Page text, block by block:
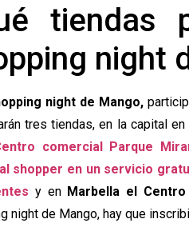
tiendas
night
night de Mango,
tres tiendas, en la capital
comercial Parque
shopper en un servicio
y en Marbella el
night de Mango, hay que